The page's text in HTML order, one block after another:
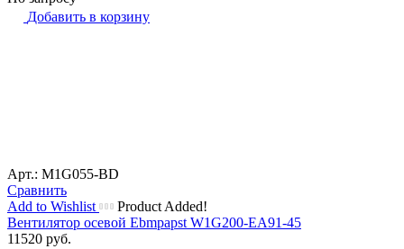
Добавить в корзину
Арт.: M1G055-BD
Сравнить
Add to Wishlist
Product Added!
Вентилятор осевой Ebmpapst W1G200-EA91-45
11520 руб.